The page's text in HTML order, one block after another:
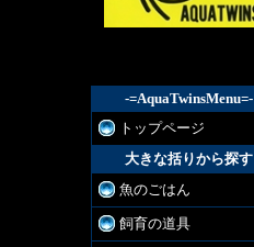
-=AquaTwinsMenu=-
トップページ
大きな括りから探す
魚のごはん
飼育の道具